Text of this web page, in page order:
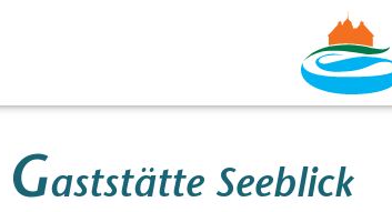
Gaststätte Seeblick